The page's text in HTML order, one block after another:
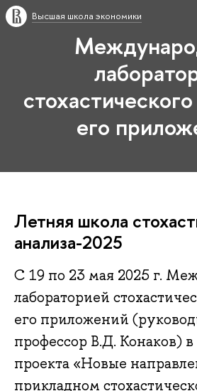
Высшая школа экономики
его
Летняя школа
анализа-2025
С 19 по 23 мая 2025 г.
лабораторией
его приложений
профессор В.Д. Конаков)
проекта «Новые
прикладном